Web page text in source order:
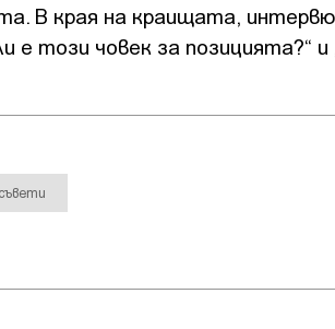
В края на краищата,
е този човек за позицията?“
съвети